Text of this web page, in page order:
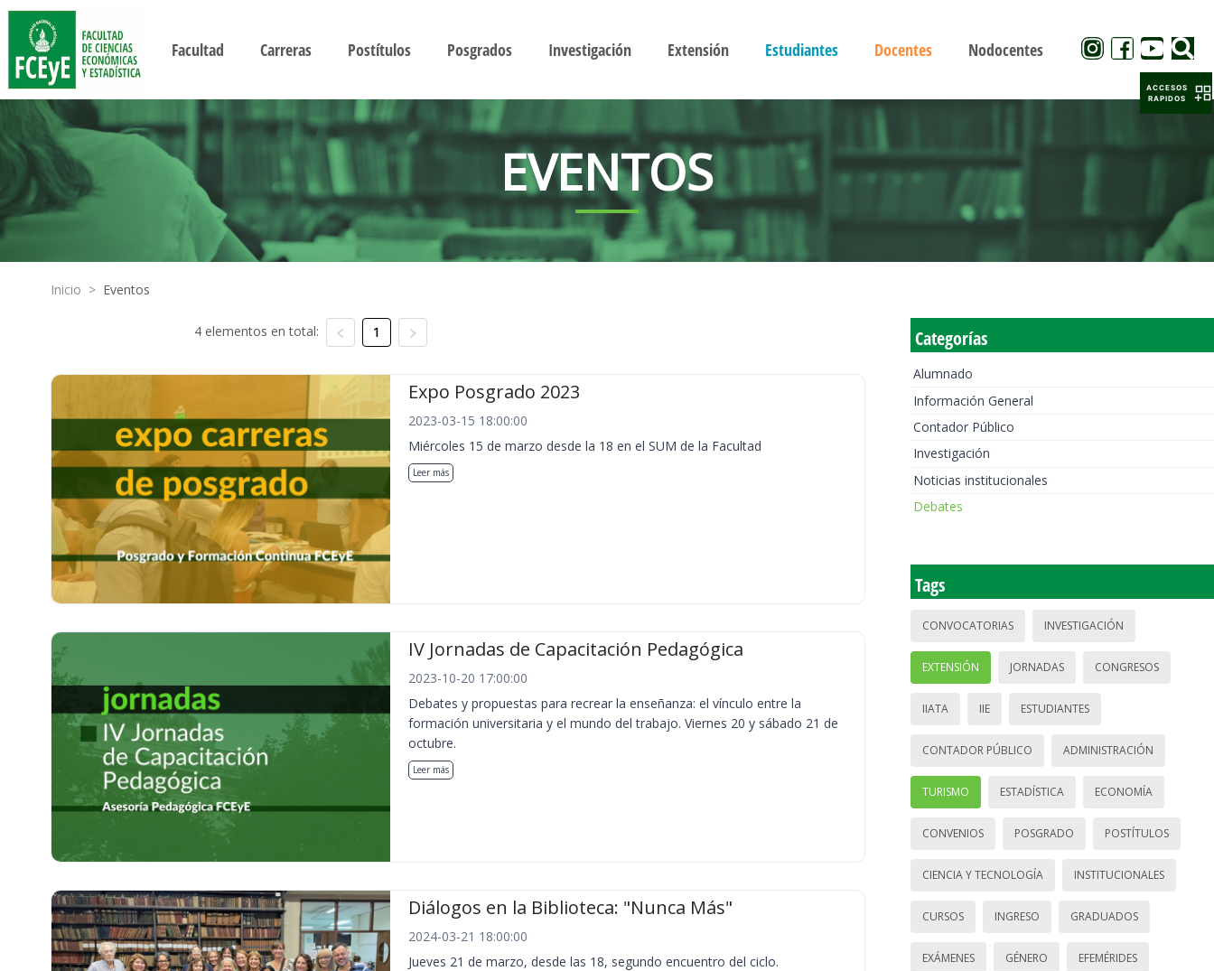
Facultad Carreras Postítulos Posgrados Investigación Extensión Estudiantes Docentes Nodocentes
EVENTOS
Inicio > Eventos
4 elementos en total: 1
Expo Posgrado 2023
2023-03-15 18:00:00
Miércoles 15 de marzo desde la 18 en el SUM de la Facultad
Leer más
IV Jornadas de Capacitación Pedagógica
2023-10-20 17:00:00
Debates y propuestas para recrear la enseñanza: el vínculo entre la
formación universitaria y el mundo del trabajo. Viernes 20 y sábado 21 de
octubre.
Leer más
Diálogos en la Biblioteca: "Nunca Más"
2024-03-21 18:00:00
Jueves 21 de marzo, desde las 18, segundo encuentro del ciclo.
Categorías
Alumnado
Información General
Contador Público
Investigación
Noticias institucionales
Debates
Tags
CONVOCATORIAS INVESTIGACIÓN
EXTENSIÓN JORNADAS CONGRESOS
IIATA IIE ESTUDIANTES
CONTADOR PÚBLICO ADMINISTRACIÓN
TURISMO ESTADÍSTICA ECONOMÍA
CONVENIOS POSGRADO POSTÍTULOS
CIENCIA Y TECNOLOGÍA INSTITUCIONALES
CURSOS INGRESO GRADUADOS
EXÁMENES GÉNERO EFEMÉRIDES
ACCESOS
RAPIDOS